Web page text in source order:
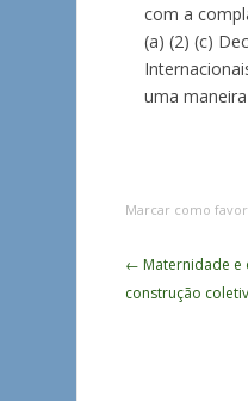
com a
(a) (2) (c)
uma
Marcar como
Navegação
de
← Maternidade e
construção